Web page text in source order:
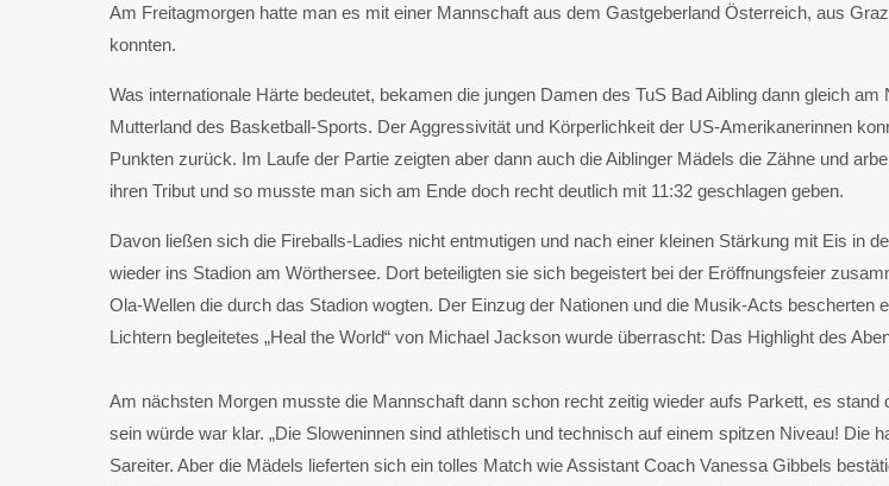
Am Freitagmorgen hatte man es mit einer Mannschaft aus dem Gastgeberland Österreich, aus
konnten.
Was internationale Härte bedeutet, bekamen die jungen Damen des TuS Bad Aibling dann gleich
Mutterland des Basketball-Sports. Der Aggressivität und Körperlichkeit der US-Amerikanerinnen
Punkten zurück. Im Laufe der Partie zeigten aber dann auch die Aiblinger Mädels die Zähne und
ihren Tribut und so musste man sich am Ende doch recht deutlich mit 11:32 geschlagen geben.
Davon ließen sich die Fireballs-Ladies nicht entmutigen und nach einer kleinen Stärkung mit Eis in
wieder ins Stadion am Wörthersee. Dort beteiligten sie sich begeistert bei der Eröffnungsfeier
Ola-Wellen die durch das Stadion wogten. Der Einzug der Nationen und die Musik-Acts
Lichtern begleitetes „Heal the World“ von Michael Jackson wurde überrascht: Das Highlight des
Am nächsten Morgen musste die Mannschaft dann schon recht zeitig wieder aufs Parkett, es
sein würde war klar. „Die Sloweninnen sind athletisch und technisch auf einem spitzen Niveau! Die
Sareiter. Aber die Mädels lieferten sich ein tolles Match wie Assistant Coach Vanessa Gibbels